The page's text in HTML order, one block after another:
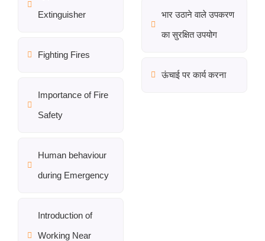
Extinguisher
Fighting Fires
Importance of Fire
Safety
Human behaviour
during Emergency
Introduction of
Working Near
भार उठाने वाले उपकरण
का सुरक्षित उपयोग
ऊंचाई पर कार्य करना